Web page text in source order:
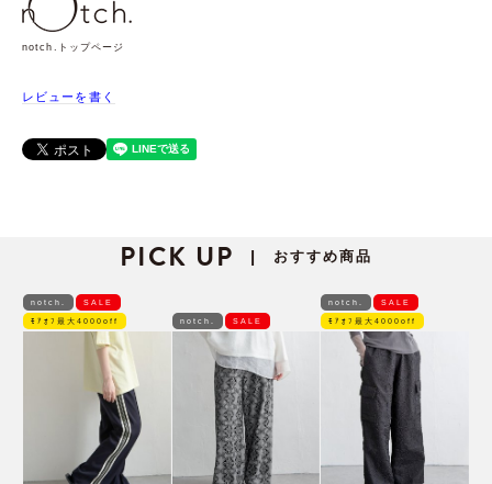
notch.トップページ
レビューを書く
PICK UP | おすすめ商品
notch. SALE
ﾓｱｵﾌ最大4000off notch. SALE
notch. SALE
ﾓｱｵﾌ最大4000off